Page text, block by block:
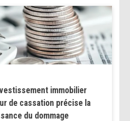
immobilier
de cassation précise la
du dommage